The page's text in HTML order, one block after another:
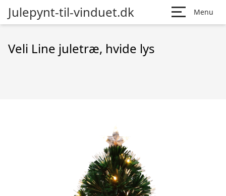
Julepynt-til-vinduet.dk Menu
Veli Line juletræ, hvide lys